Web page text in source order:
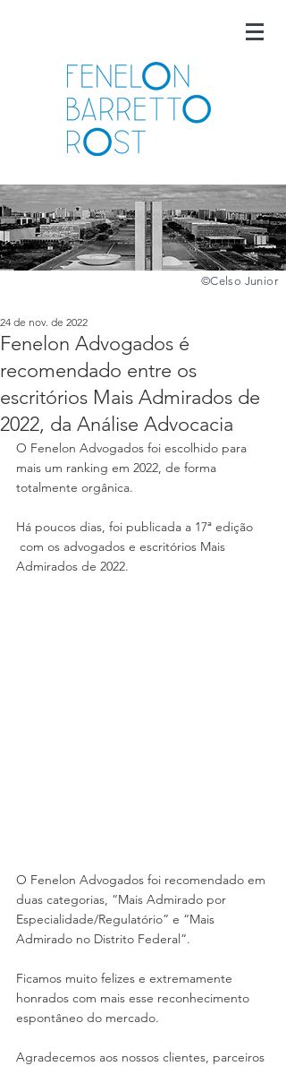
©️Celso Junior
Fenelon Advogados é
recomendado entre os
escritórios Mais Admirados de
2022, da Análise Advocacia
24 de nov. de 2022
O Fenelon Advogados foi escolhido para
mais um ranking em 2022, de forma
totalmente orgânica.
Há poucos dias, foi publicada a 17ª edição
Admirados de 2022.
O Fenelon Advogados foi recomendado em
duas categorias, “Mais Admirado por
Especialidade/Regulatório” e “Mais
Admirado no Distrito Federal”.
Ficamos muito felizes e extremamente
honrados com mais esse reconhecimento
espontâneo do mercado.
Agradecemos aos nossos clientes, parceiros